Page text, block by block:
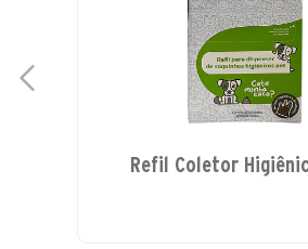
Refil Coletor